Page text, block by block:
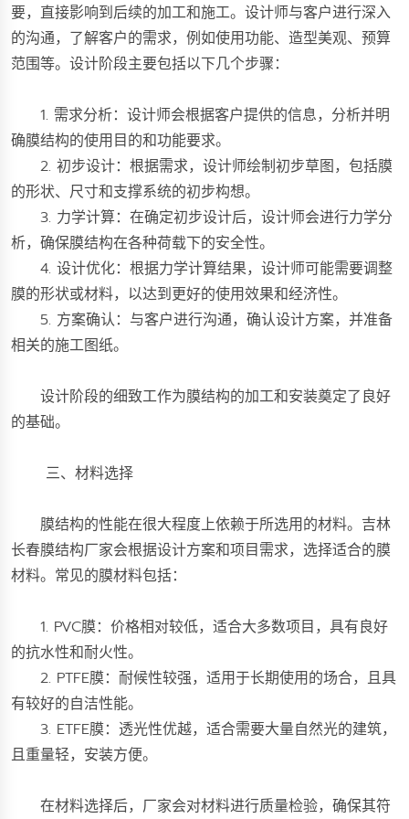
要，直接影响到后续的加工和施工。设计师与客户进行深入
的沟通，了解客户的需求，例如使用功能、造型美观、预算
范围等。设计阶段主要包括以下几个步骤：
1. 需求分析：设计师会根据客户提供的信息，分析并明
确膜结构的使用目的和功能要求。
2. 初步设计：根据需求，设计师绘制初步草图，包括膜
的形状、尺寸和支撑系统的初步构想。
3. 力学计算：在确定初步设计后，设计师会进行力学分
析，确保膜结构在各种荷载下的安全性。
4. 设计优化：根据力学计算结果，设计师可能需要调整
膜的形状或材料，以达到更好的使用效果和经济性。
5. 方案确认：与客户进行沟通，确认设计方案，并准备
相关的施工图纸。
设计阶段的细致工作为膜结构的加工和安装奠定了良好
的基础。
三、材料选择
膜结构的性能在很大程度上依赖于所选用的材料。吉林
长春膜结构厂家会根据设计方案和项目需求，选择适合的膜
材料。常见的膜材料包括：
1. PVC膜：价格相对较低，适合大多数项目，具有良好
的抗水性和耐火性。
2. PTFE膜：耐候性较强，适用于长期使用的场合，且具
有较好的自洁性能。
3. ETFE膜：透光性优越，适合需要大量自然光的建筑，
且重量轻，安装方便。
在材料选择后，厂家会对材料进行质量检验，确保其符